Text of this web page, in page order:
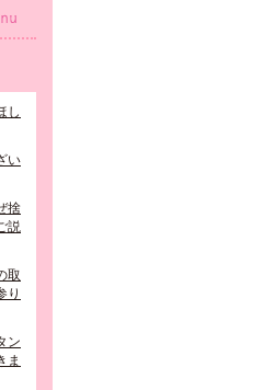
し
い
捨
説
取
り
ン
ま